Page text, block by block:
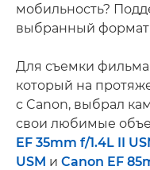
мобильность?
выбранный формат
Для съемки
который на
с Canon, выбрал
свои любимые
EF 35mm f/1.4L II
USM и Canon EF